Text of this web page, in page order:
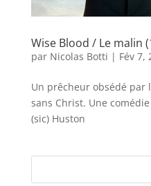
Wise Blood / Le malin
par Nicolas Botti | Fév 7,
Un prêcheur obsédé par
sans Christ. Une
(sic) Huston